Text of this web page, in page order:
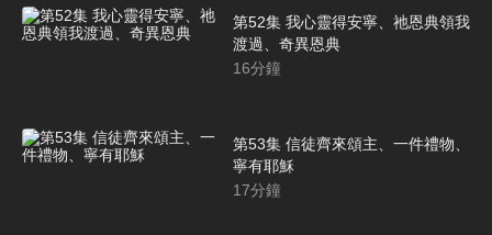
第52集 我心靈得安寧、祂恩典領我
渡過、奇異恩典
16分鐘
第53集 信徒齊來頌主、一件禮物、
寧有耶穌
17分鐘